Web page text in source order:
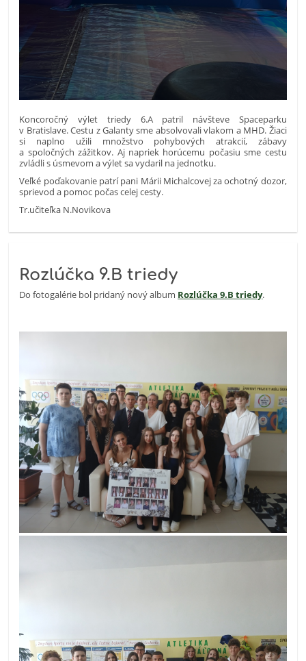
Koncoročný výlet triedy 6.A patril návšteve Spaceparku
v Bratislave. Cestu z Galanty sme absolvovali vlakom a MHD. Žiaci
si naplno užili množstvo pohybových atrakcií, zábavy
a spoločných zážitkov. Aj napriek horúcemu počasiu sme cestu
zvládli s úsmevom a výlet sa vydaril na jednotku.
Veľké poďakovanie patrí pani Márii Michalcovej za ochotný dozor,
sprievod a pomoc počas celej cesty.
Tr.učiteľka N.Novikova
Rozlúčka 9.B triedy
Do fotogalérie bol pridaný nový album Rozlúčka 9.B triedy.